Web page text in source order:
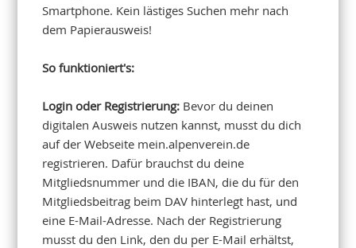
Smartphone. Kein lästiges Suchen mehr nach
dem Papierausweis!
So funktioniert's:
Login oder Registrierung: Bevor du deinen
digitalen Ausweis nutzen kannst, musst du dich
auf der Webseite mein.alpenverein.de
registrieren. Dafür brauchst du deine
Mitgliedsnummer und die IBAN, die du für den
Mitgliedsbeitrag beim DAV hinterlegt hast, und
eine E-Mail-Adresse. Nach der Registrierung
musst du den Link, den du per E-Mail erhältst,